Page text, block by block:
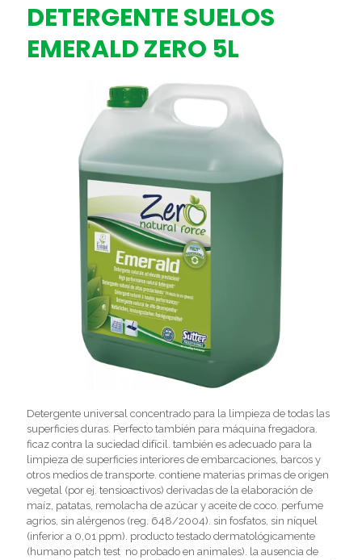
DETERGENTE SUELOS
EMERALD ZERO 5L
Detergente universal concentrado para la limpieza de todas las
superficies duras. Perfecto también para máquina fregadora.
ficaz contra la suciedad difícil. también es adecuado para la
limpieza de superficies interiores de embarcaciones, barcos y
otros medios de transporte. contiene materias primas de origen
vegetal (por ej. tensioactivos) derivadas de la elaboración de
maíz, patatas, remolacha de azúcar y aceite de coco. perfume
agrios, sin alérgenos (reg. 648/2004). sin fosfatos, sin níquel
(inferior a 0,01 ppm). producto testado dermatológicamente
(humano patch test  no probado en animales). la ausencia de